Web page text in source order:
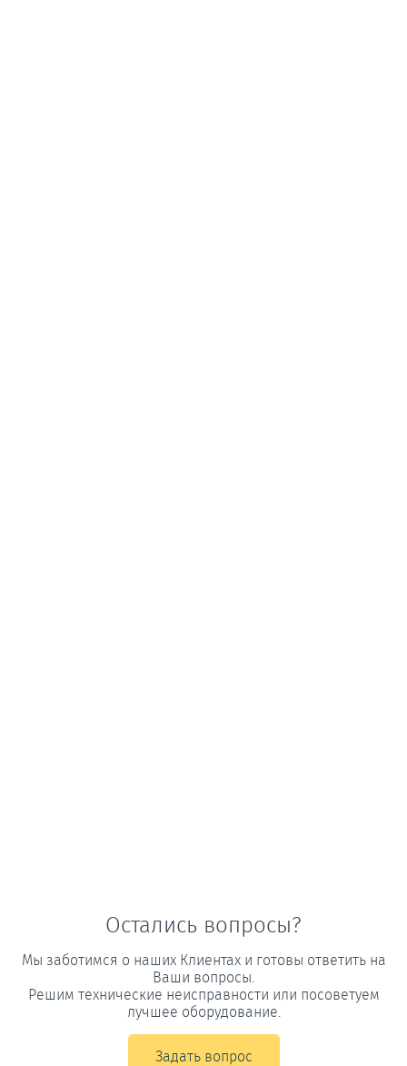
Остались вопросы?
Мы заботимся о наших Клиентах и готовы ответить на
Ваши вопросы.
Решим технические неисправности или посоветуем
лучшее оборудование.
Задать вопрос